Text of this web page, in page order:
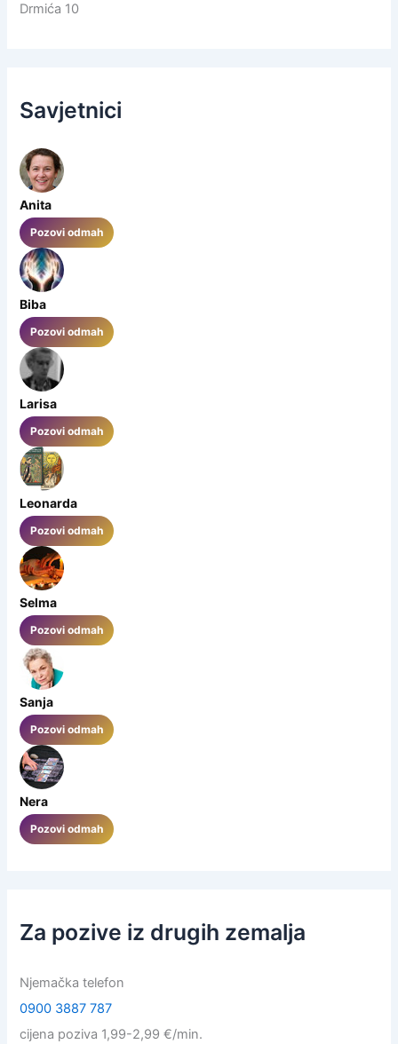
Drmića 10
Savjetnici
Anita
Pozovi odmah
Biba
Pozovi odmah
Larisa
Pozovi odmah
Leonarda
Pozovi odmah
Selma
Pozovi odmah
Sanja
Pozovi odmah
Nera
Pozovi odmah
Za pozive iz drugih zemalja
Njemačka telefon
0900 3887 787
cijena poziva 1,99-2,99 €/min.